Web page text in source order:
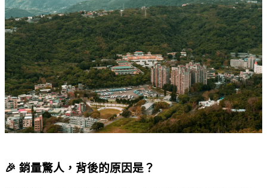
🎉 銷量驚人，背後的原因是？